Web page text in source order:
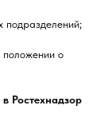
подразделений;
положении о
Ростехнадзор